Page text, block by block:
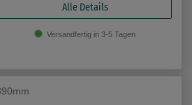
Alle Details
Versandfertig in 3-5 Tagen